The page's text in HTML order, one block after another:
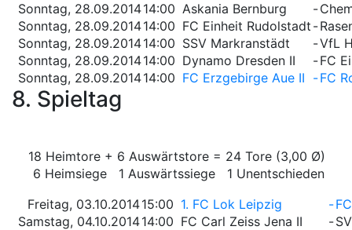
Sonntag, 28.09.201414:00 Askania Bernburg -
Sonntag, 28.09.201414:00 FC Einheit Rudolstadt -
Sonntag, 28.09.201414:00 SSV Markranstädt -VfL
Sonntag, 28.09.201414:00 Dynamo Dresden II -FC
Sonntag, 28.09.201414:00 FC Erzgebirge Aue II -FC
8. Spieltag
18 Heimtore + 6 Auswärtstore = 24 Tore (3,00 Ø)
6 Heimsiege 1 Auswärtssiege 1 Unentschieden
Freitag, 03.10.201415:00 1. FC Lok Leipzig -
Samstag, 04.10.201414:00 FC Carl Zeiss Jena II -